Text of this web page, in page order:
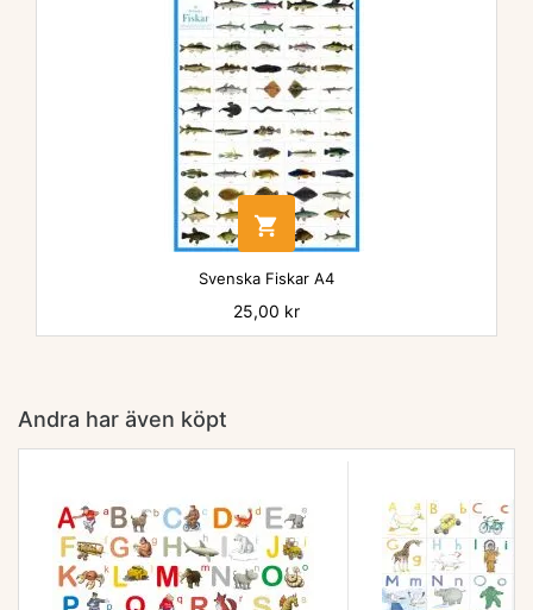

Svenska Fiskar A4
Pris
25,00 kr
Andra har även köpt